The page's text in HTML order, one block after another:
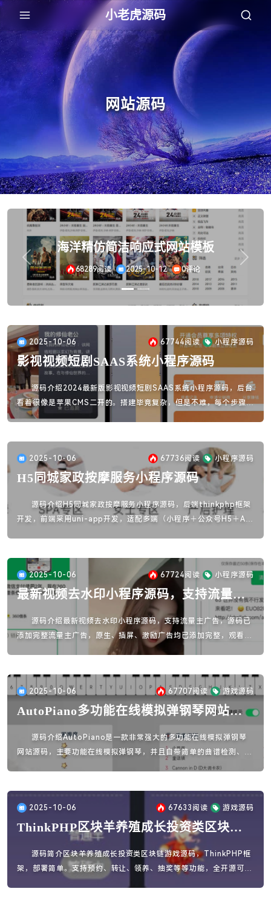
小老虎源码
网站源码
海洋CMS最新通用自适应网站模板
Previous Next
2025-10-06 67744阅读 小程序源码
影视视频短剧SAAS系统小程序源码
源码介绍2024最新版影视视频短剧SAAS系统小程序源码，后台
看着很像是苹果CMS二开的。搭建毕竟复杂，但是不难，每个步骤都
有完整搭建教程。
2025-10-06 67736阅读 小程序源码
H5同城家政按摩服务小程序源码
源码介绍H5同城家政按摩服务小程序源码，后端thinkphp框架
开发，前端采用uni-app开发，适配多端（小程序＋公众号H5＋AP
2025-10-06 67724阅读 小程序源码
最新视频去水印小程序源码，支持流量主
广告
源码介绍最新视频去水印小程序源码，支持流量主广告，源码已
添加完整流量主广告，原生、插屏、激励广告均已添加完整，观看广
告后才能解析视频，直接上线赚取收益。源码安装方法
2025-10-06 67707阅读 游戏源码
AutoPiano多功能在线模拟弹钢琴网站源
码
源码介绍AutoPiano是一款非常强大的多功能在线模拟弹钢琴
网站源码，主要功能在线模拟弹钢琴，并且自带简单的曲谱检测、一
键更换背景图片，另外还有教程书籍带货推荐。下载链接：
2025-10-06 67633 阅读 游戏源码
ThinkPHP区块羊养殖成长投资类区块链
源码简介区块羊养殖成长投资类区块链游戏源码，ThinkPHP框
架，部署简单。支持预约、转让、领养、抽奖等等功能，全开源可二